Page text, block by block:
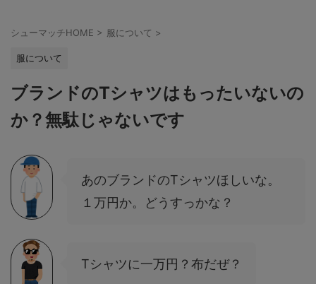
シューマッチHOME > 服について >
服について
ブランドのTシャツはもったいないの
か？無駄じゃないです
あのブランドのTシャツほしいな。
１万円か。どうすっかな？
Tシャツに一万円？布だぜ？